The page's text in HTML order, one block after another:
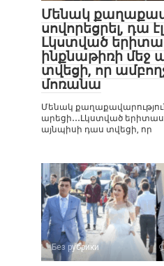
Մենակ
սովորեցրել, դա
Լկստված
ինքնաթիռի մեջ
տվեցի, որ
մոռանա
Մենակ քաղաքավարություն
արեցի․․․Լկստված
այնպիսի դաս տվեցի, որ
Без рубрики